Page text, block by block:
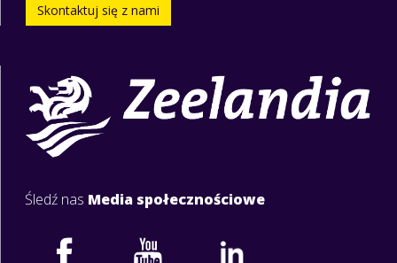
Skontaktuj się z nami
Śledź nas Media społecznościowe